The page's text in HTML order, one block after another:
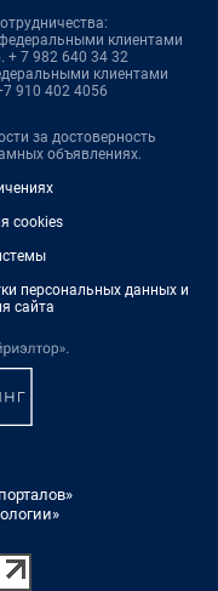
клиентами
+ 7 982 640 34 32
клиентами
910 402 4056
за достоверность
объявлениях.
cookies
персональных данных и
сайта